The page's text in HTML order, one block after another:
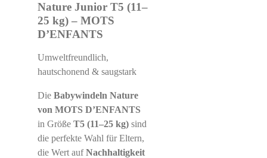
Nature Junior T5 (11–
25 kg) – MOTS
D’ENFANTS
Umweltfreundlich,
hautschonend & saugstark
Die Babywindeln Nature
von MOTS D’ENFANTS
in Größe T5 (11–25 kg)sind
die perfekte Wahl für Eltern,
die Wert aufNachhaltigkeit